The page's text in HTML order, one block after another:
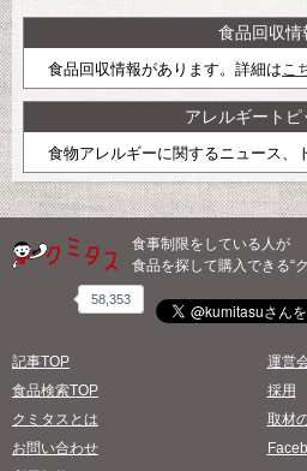
食品回収情
食品回収情報があります。詳細はこ
アレルギートピ
食物アレルギーに関するニュース、
食事制限をしている人が
食品を探して購入できる“
58,353
記事TOP
食品検索TOP
クミタスとは
お問い合わせ
運営
採用
取材